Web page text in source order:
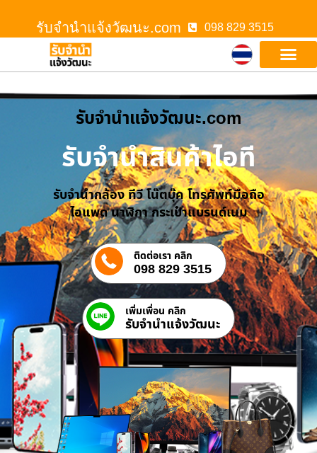
รับจํานําแจ้งวัฒนะ.com 098 829 3515
รับจํานําแจ้งวัฒนะ.com
รับจำนำสินค้าไอที
รับจำนำกล้อง ทีวี โน๊ตบุ๊ค โทรศัพท์มือถือ
ไอแพด นาฬิกา กระเป๋าแบรนด์เนม
ติดต่อเรา คลิก
098 829 3515
เพิ่มเพื่อน คลิก
รับจํานําแจ้งวัฒนะ